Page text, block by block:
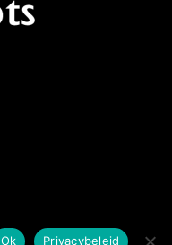
Ok Privacybeleid